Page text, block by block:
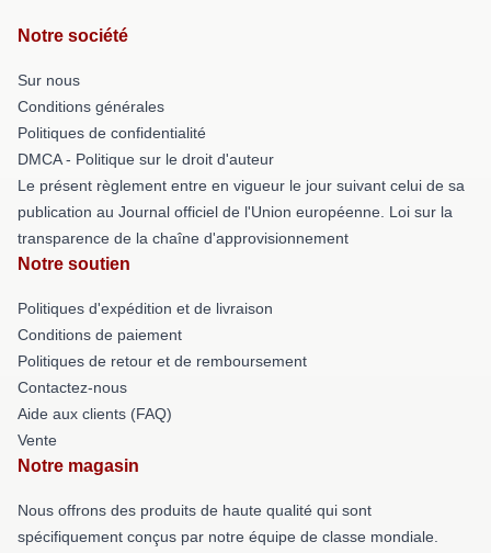
Notre société
Sur nous
Conditions générales
Politiques de confidentialité
DMCA - Politique sur le droit d'auteur
Le présent règlement entre en vigueur le jour suivant celui de sa
publication au Journal officiel de l'Union européenne. Loi sur la
transparence de la chaîne d'approvisionnement
Notre soutien
Politiques d'expédition et de livraison
Conditions de paiement
Politiques de retour et de remboursement
Contactez-nous
Aide aux clients (FAQ)
Vente
Notre magasin
Nous offrons des produits de haute qualité qui sont
spécifiquement conçus par notre équipe de classe mondiale.